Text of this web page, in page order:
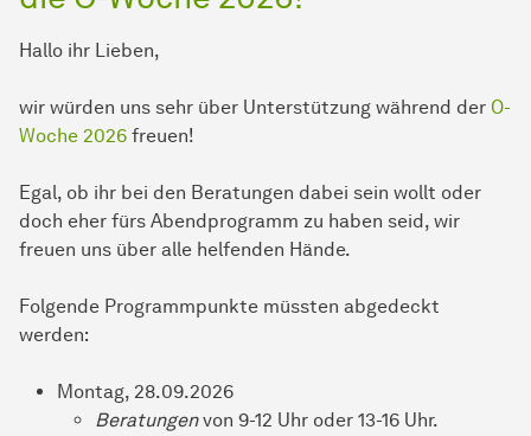
Hallo ihr Lieben,
wir würden uns sehr über Unterstützung während der O-
Woche 2026 freuen!
Egal, ob ihr bei den Beratungen dabei sein wollt oder
doch eher fürs Abendprogramm zu haben seid, wir
freuen uns über alle helfenden Hände.
Folgende Programmpunkte müssten abgedeckt
werden:
Montag, 28.09.2026
Beratungenvon 9-12 Uhr oder 13-16 Uhr.